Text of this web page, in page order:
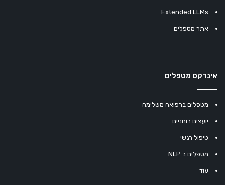
Extended LLMs
אתר מטפלים
אינדקס מטפלים
מטפלים ברפואה משלימה
יועצים רוחניים
טיפול רגשי
מטפלים ב NLP
עוד